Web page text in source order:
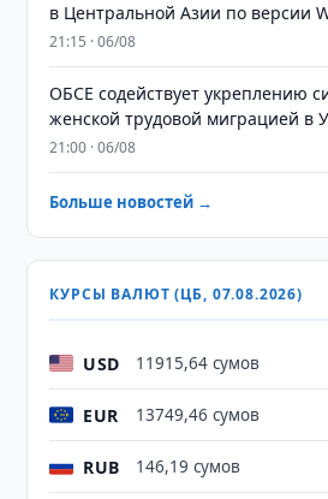
в Центральной Азии по версии
21:15 · 06/08
ОБСЕ содействует укреплению
женской трудовой миграцией в
21:00 · 06/08
Больше новостей →
КУРСЫ ВАЛЮТ (ЦБ, 07.08.2026)
USD 11915,64 сумов
EUR 13749,46 сумов
RUB 146,19 сумов